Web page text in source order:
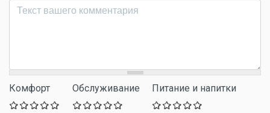
Комментарий*
Комфорт Обслуживание Питание и напитки